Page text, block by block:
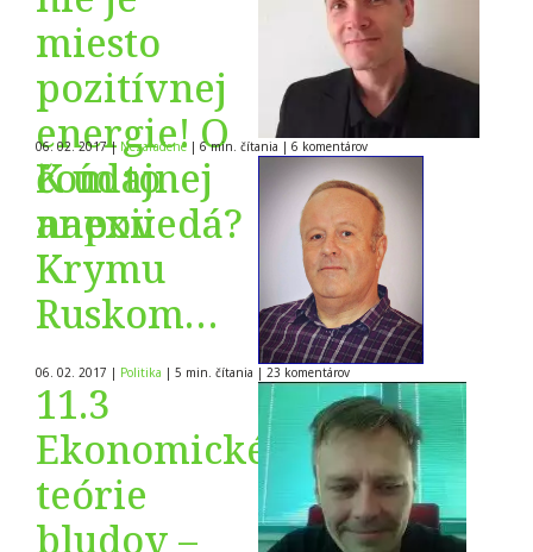
miesto
pozitívnej
energie! O
čom to
napovedá?
06. 02. 2017| Nezaradené | 6 min. čítania | 6 komentárov
K údajnej
anexii
Krymu
Ruskom…
06. 02. 2017 | Politika | 5 min. čítania | 23 komentárov
11.3
Ekonomické
teórie
bludov –